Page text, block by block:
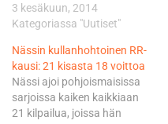
päivänä, joten varikolla piti
kiirettä. Hondan Moto3-
saatiin jo aika-ajoon
kohdalleen, eikä etupyörän
pidon kanssa ollut enää
ongelmia. Nässi pystyi
parantamaan ennätystä heti
3 kesäkuun, 2014
Kategoriassa "Uutiset"
Nässin kullanhohtoinen RR-
kausi: 21 kisasta 18 voittoa
Nässi ajoi pohjoismaisissa
sarjoissa kaiken kaikkiaan
21 kilpailua, joissa hän